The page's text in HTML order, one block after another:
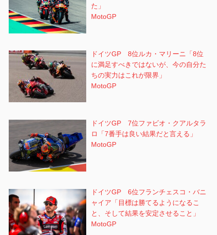
た」
MotoGP
ドイツGP 8位ルカ・マリーニ「8位
に満足すべきではないが、今の自分た
ちの実力はこれが限界」
MotoGP
ドイツGP 7位ファビオ・クアルタラ
ロ「7番手は良い結果だと言える」
MotoGP
ドイツGP 6位フランチェスコ・バニ
ャイア「目標は勝てるようになるこ
と、そして結果を安定させること」
MotoGP